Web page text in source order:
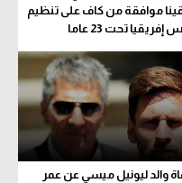
موافقة من كاف على تنظيم
إفريقيا تحت 23 عاما
والد ليونيل ميسي عن عمر